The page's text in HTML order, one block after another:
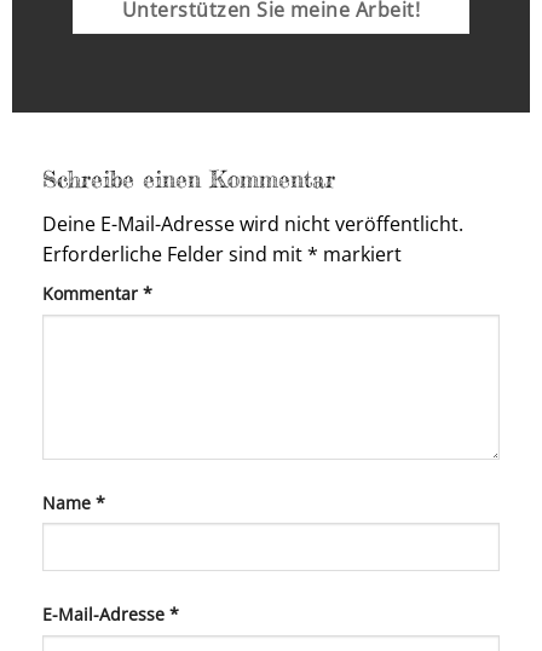
Unterstützen Sie meine Arbeit!
Schreibe einen Kommentar
Deine E-Mail-Adresse wird nicht veröffentlicht.
Erforderliche Felder sind mit* markiert
Kommentar *
Name *
E-Mail-Adresse *